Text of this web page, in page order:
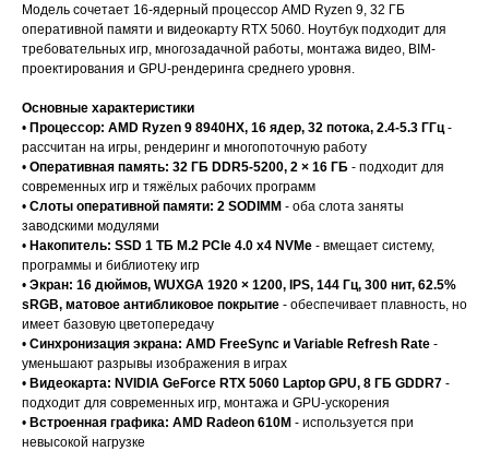
Модель сочетает 16-ядерный процессор AMD Ryzen 9, 32 ГБ
оперативной памяти и видеокарту RTX 5060. Ноутбук подходит для
требовательных игр, многозадачной работы, монтажа видео, BIM-
проектирования и GPU-рендеринга среднего уровня.
Основные характеристики
• Процессор: AMD Ryzen 9 8940HX, 16 ядер, 32 потока, 2.4-5.3 ГГц-
рассчитан на игры, рендеринг и многопоточную работу
• Оперативная память: 32 ГБ DDR5-5200, 2 × 16 ГБ - подходит для
современных игр и тяжёлых рабочих программ
• Слоты оперативной памяти: 2 SODIMM - оба слота заняты
заводскими модулями
• Накопитель: SSD 1 ТБ M.2 PCIe 4.0 x4 NVMe - вмещает систему,
программы и библиотеку игр
• Экран: 16 дюймов, WUXGA 1920 × 1200, IPS, 144 Гц, 300 нит, 62.5%
sRGB, матовое антибликовое покрытие - обеспечивает плавность, но
имеет базовую цветопередачу
• Синхронизация экрана: AMD FreeSync и Variable Refresh Rate -
уменьшают разрывы изображения в играх
• Видеокарта: NVIDIA GeForce RTX 5060 Laptop GPU, 8 ГБ GDDR7 -
подходит для современных игр, монтажа и GPU-ускорения
• Встроенная графика: AMD Radeon 610M - используется при
невысокой нагрузке